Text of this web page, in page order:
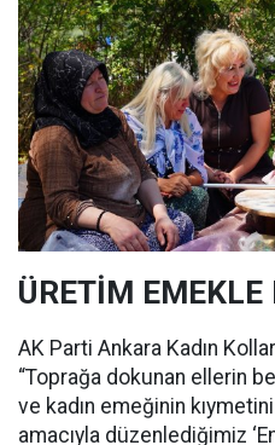
ÜRETİM EMEKLE
AK Parti Ankara Kadın
“Toprağa dokunan ellerin
ve kadın emeğinin
amacıyla düzenlediğimiz